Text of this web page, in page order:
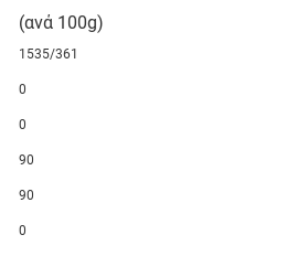
(ανά 100g)
1535/361
0
0
90
90
0